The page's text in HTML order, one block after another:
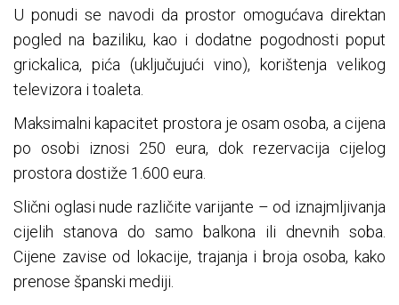
U ponudi se navodi da prostor omogućava direktan
pogled na baziliku, kao i dodatne pogodnosti poput
grickalica, pića (uključujući vino), korištenja velikog
televizora i toaleta.
Maksimalni kapacitet prostora je osam osoba, a cijena
po osobi iznosi 250 eura, dok rezervacija cijelog
prostora dostiže 1.600 eura.
Slični oglasi nude različite varijante – od iznajmljivanja
cijelih stanova do samo balkona ili dnevnih soba.
Cijene zavise od lokacije, trajanja i broja osoba, kako
prenose španski mediji.